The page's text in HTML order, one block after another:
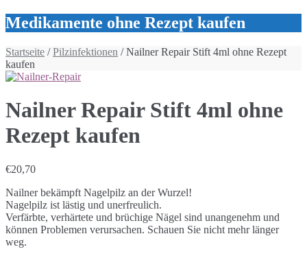
Medikamente ohne Rezept kaufen
Startseite /Pilzinfektionen / Nailner Repair Stift 4ml ohne Rezept
kaufen
Nailner Repair Stift 4ml ohne
Rezept kaufen
€20,70
Nailner bekämpft Nagelpilz an der Wurzel!
Nagelpilz ist lästig und unerfreulich.
Verfärbte, verhärtete und brüchige Nägel sind unangenehm und
können Problemen verursachen. Schauen Sie nicht mehr länger
weg.